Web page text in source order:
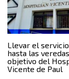
Llevar el
hasta las
objetivo del
Vicente de Paul